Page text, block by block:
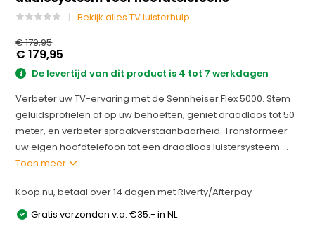
Bekijk alles TV luisterhulp
€ 179,95
€ 179,95
De levertijd van dit product is 4 tot 7 werkdagen
Verbeter uw TV-ervaring met de Sennheiser Flex 5000. Stem
geluidsprofielen af op uw behoeften, geniet draadloos tot 50
meter, en verbeter spraakverstaanbaarheid. Transformeer
uw eigen hoofdtelefoon tot een draadloos luistersysteem....
Toon meer
Koop nu, betaal over 14 dagen met Riverty/Afterpay
Gratis verzonden v.a. €35.- in NL